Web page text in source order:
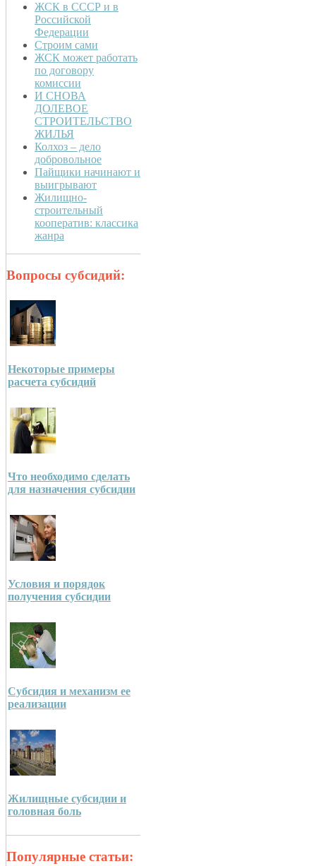
ЖСК в СССР и в
Российской
Федерации
Строим сами
ЖСК может работать
по договору
комиссии
И СНОВА
ДОЛЕВОЕ
СТРОИТЕЛЬСТВО
ЖИЛЬЯ
Колхоз – дело
добровольное
Пайщики начинают и
выигрывают
Жилищно-
строительный
кооператив: классика
жанра
Вопросы субсидий:
Некоторые примеры
расчета субсидий
Что необходимо сделать
для назначения субсидии
Условия и порядок
получения субсидии
Субсидия и механизм ее
реализации
Жилищные субсидии и
головная боль
Популярные статьи: